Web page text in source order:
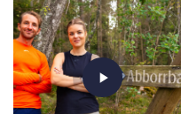
play_arrow